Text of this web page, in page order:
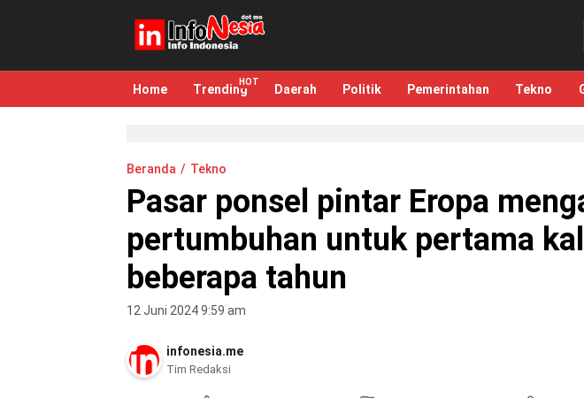
infonesia.me
Info Indonesia
Home Trending Daerah Politik Pemerintahan Tekno
Beranda Tekno
Pasar ponsel pintar Eropa
pertumbuhan untuk pertama
beberapa tahun
12 Juni 2024 9:59 am
infonesia.me
Tim Redaksi